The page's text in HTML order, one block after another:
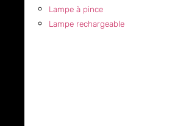
Lampe à pince
Lampe rechargeable